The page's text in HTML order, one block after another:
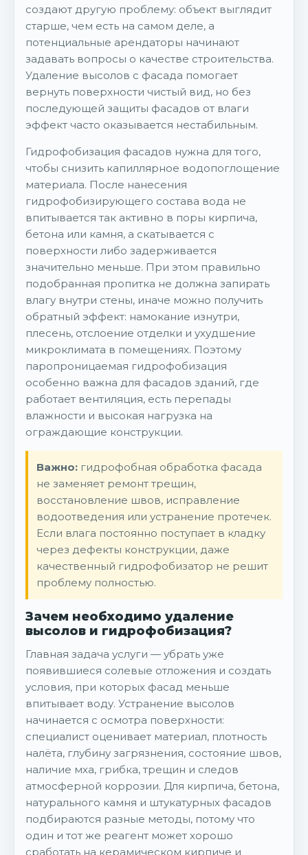
создают другую проблему: объект выглядит
старше, чем есть на самом деле, а
потенциальные арендаторы начинают
задавать вопросы о качестве строительства.
Удаление высолов с фасада помогает
вернуть поверхности чистый вид, но без
последующей защиты фасадов от влаги
эффект часто оказывается нестабильным.
Гидрофобизация фасадов нужна для того,
чтобы снизить капиллярное водопоглощение
материала. После нанесения
гидрофобизирующего состава вода не
впитывается так активно в поры кирпича,
бетона или камня, а скатывается с
поверхности либо задерживается
значительно меньше. При этом правильно
подобранная пропитка не должна запирать
влагу внутри стены, иначе можно получить
обратный эффект: намокание изнутри,
плесень, отслоение отделки и ухудшение
микроклимата в помещениях. Поэтому
паропроницаемая гидрофобизация
особенно важна для фасадов зданий, где
работает вентиляция, есть перепады
влажности и высокая нагрузка на
ограждающие конструкции.
Важно: гидрофобная обработка фасада
не заменяет ремонт трещин,
восстановление швов, исправление
водоотведения или устранение протечек.
Если влага постоянно поступает в кладку
через дефекты конструкции, даже
качественный гидрофобизатор не решит
проблему полностью.
Зачем необходимо удаление
высолов и гидрофобизация?
Главная задача услуги — убрать уже
появившиеся солевые отложения и создать
условия, при которых фасад меньше
впитывает воду. Устранение высолов
начинается с осмотра поверхности:
специалист оценивает материал, плотность
налёта, глубину загрязнения, состояние швов,
наличие мха, грибка, трещин и следов
атмосферной коррозии. Для кирпича, бетона,
натурального камня и штукатурных фасадов
подбираются разные методы, потому что
один и тот же реагент может хорошо
сработать на керамическом кирпиче и